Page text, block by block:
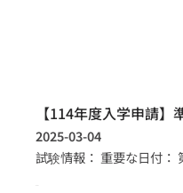
【114年度入学申請】
2025-03-04
試験情報： 重要な日付：